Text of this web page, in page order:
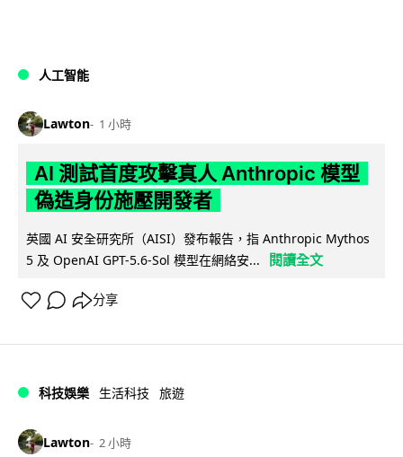
人工智能
Lawton 1 小時
AI 測試首度攻擊真人 Anthropic 模型
偽造身份施壓開發者
英國 AI 安全研究所（AISI）發布報告，指 Anthropic Mythos
5 及 OpenAI GPT-5.6-Sol 模型在網絡安...
閱讀全文
分享
科技娛樂 生活科技 旅遊
Lawton 2 小時